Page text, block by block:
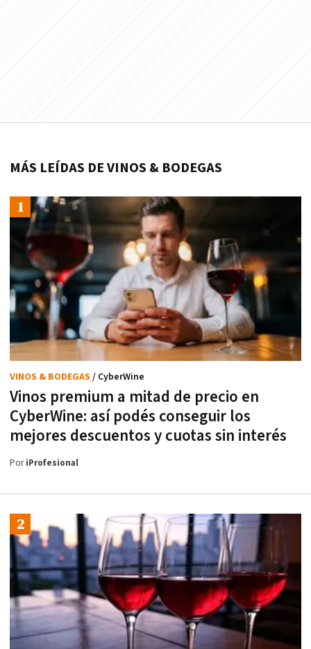
MÁS LEÍDAS DE VINOS & BODEGAS
Vinos premium a mitad de precio en
CyberWine: así podés conseguir los
mejores descuentos y cuotas sin interés
VINOS & BODEGAS / CyberWine
PoriProfesional